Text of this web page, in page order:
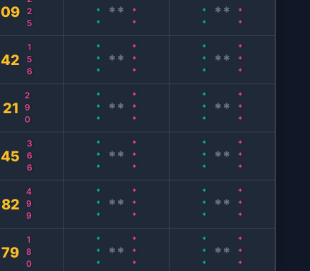
09 225 *** ** *** *** ** ***
42 156 *** ** *** *** ** ***
21 290 *** ** *** *** ** ***
45 366 *** ** *** *** ** ***
82 499 *** ** *** *** ** ***
79 180 *** ** *** *** ** ***